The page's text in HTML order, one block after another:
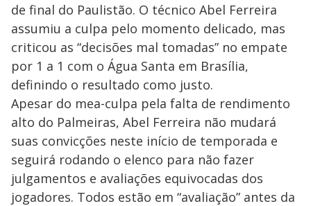
de final do Paulistão. O técnico Abel Ferreira
assumiu a culpa pelo momento delicado, mas
criticou as “decisões mal tomadas” no empate
por 1 a 1 com o Água Santa em Brasília,
definindo o resultado como justo.
Apesar do mea-culpa pela falta de rendimento
alto do Palmeiras, Abel Ferreira não mudará
suas convicções neste início de temporada e
seguirá rodando o elenco para não fazer
julgamentos e avaliações equivocadas dos
jogadores. Todos estão em “avaliação” antes da